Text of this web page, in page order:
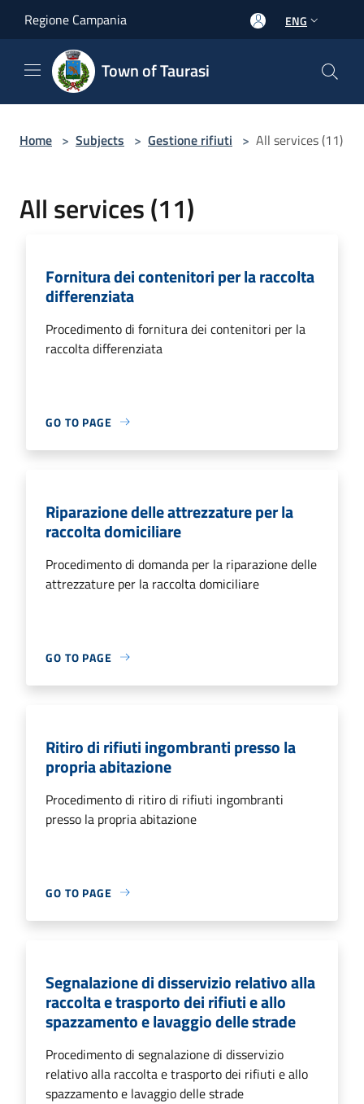
Regione Campania ENG
Town of Taurasi
Home > Subjects > Gestione rifiuti > All services (11)
All services (11)
Fornitura dei contenitori per la raccolta
differenziata
Procedimento di fornitura dei contenitori per la
raccolta differenziata
GO TO PAGE
Riparazione delle attrezzature per la
raccolta domiciliare
Procedimento di domanda per la riparazione delle
attrezzature per la raccolta domiciliare
GO TO PAGE
Ritiro di rifiuti ingombranti presso la
propria abitazione
Procedimento di ritiro di rifiuti ingombranti
presso la propria abitazione
GO TO PAGE
Segnalazione di disservizio relativo alla
raccolta e trasporto dei rifiuti e allo
spazzamento e lavaggio delle strade
Procedimento di segnalazione di disservizio
relativo alla raccolta e trasporto dei rifiuti e allo
spazzamento e lavaggio delle strade